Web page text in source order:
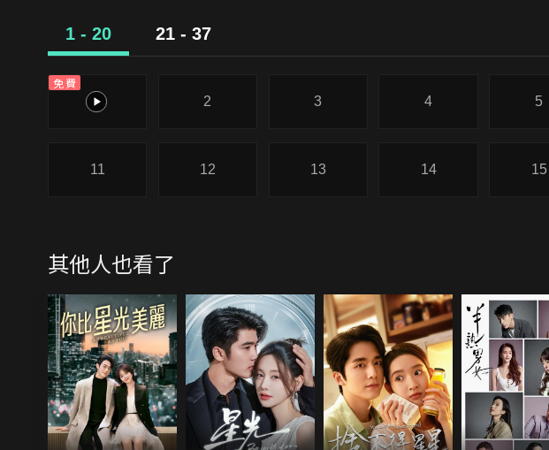
1 - 20 21 - 37
免費
1
2 3 4 5
11 12 13 14 15
其他人也看了